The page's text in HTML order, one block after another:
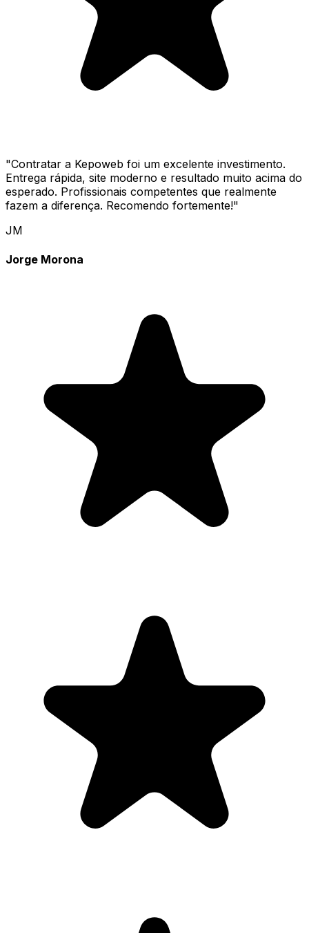
"Contratar a Kepoweb foi um excelente investimento.
Entrega rápida, site moderno e resultado muito acima do
esperado. Profissionais competentes que realmente
fazem a diferença. Recomendo fortemente!"
JM
Jorge Morona